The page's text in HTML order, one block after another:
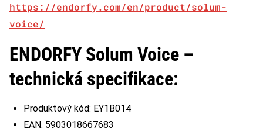
https://endorfy.com/en/product/solum-
voice/
ENDORFY Solum Voice –
technická specifikace:
Produktový kód: EY1B014
EAN: 5903018667683